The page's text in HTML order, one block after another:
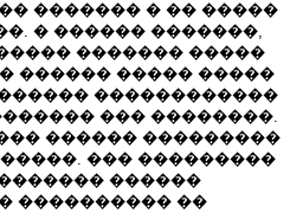
������� � �� �����
� ������ �������,
������� �����
������ ����� �����
������������
��� ��������.
������ ���������
��� ���������
������
���������� ��